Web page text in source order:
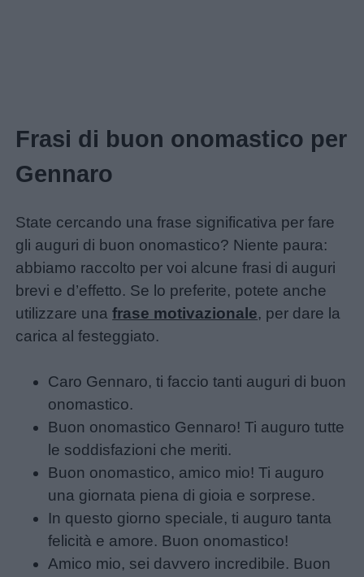
Frasi di buon onomastico per
Gennaro
State cercando una frase significativa per fare
gli auguri di buon onomastico? Niente paura:
abbiamo raccolto per voi alcune frasi di auguri
brevi e d’effetto. Se lo preferite, potete anche
utilizzare unafrase motivazionale, per dare la
carica al festeggiato.
Caro Gennaro, ti faccio tanti auguri di buon
onomastico.
Buon onomastico Gennaro! Ti auguro tutte
le soddisfazioni che meriti.
Buon onomastico, amico mio! Ti auguro
una giornata piena di gioia e sorprese.
In questo giorno speciale, ti auguro tanta
felicità e amore. Buon onomastico!
Amico mio, sei davvero incredibile. Buon